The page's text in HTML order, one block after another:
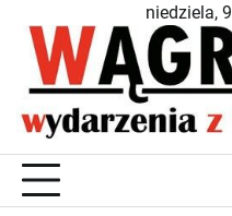
content
niedziela,